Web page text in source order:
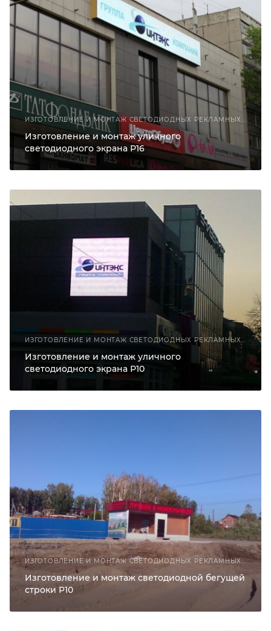
Изготовление и монтаж уличного
светодиодного экрана Р16
ИЗГОТОВЛЕНИЕ И МОНТАЖ СВЕТОДИОДНЫХ РЕКЛАМНЫХ КОНСТРУКЦИЙ
Изготовление и монтаж уличного
светодиодного экрана Р10
ИЗГОТОВЛЕНИЕ И МОНТАЖ СВЕТОДИОДНЫХ РЕКЛАМНЫХ КОНСТРУКЦИЙ
Изготовление и монтаж светодиодной бегущей
строки P10